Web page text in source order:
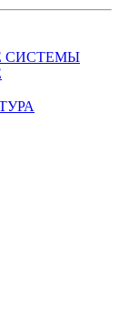
СИСТЕМЫ